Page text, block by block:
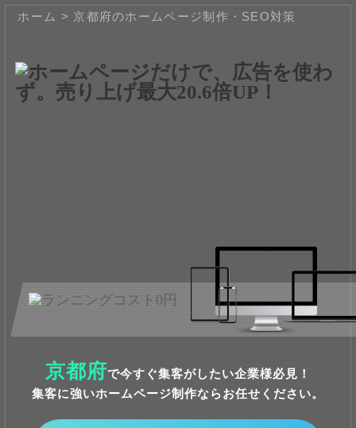
京都府で今すぐ集客がしたい企業様必見！
集客に強いホームページ制作ならお任せください。
ホーム > 京都府のホームページ制作・SEO対策